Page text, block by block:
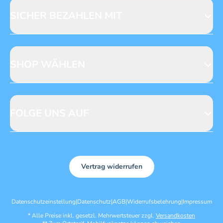
CH DE
Vertrag widerrufen
Datenschutzeinstellung|Datenschutz|AGB|Widerrufsbelehrung|Impressum
*Alle Preise inkl. gesetzl. Mehrwertsteuer zzgl. Versandkosten